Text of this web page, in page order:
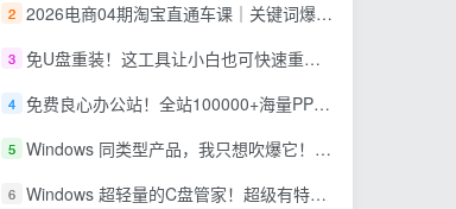
2 2026电商04期淘宝直通车课｜关键词爆打矩阵，多计划低出价，新品爆款差异化投放实操教学
3 免U盘重装！这工具让小白也可快速重装 Windows，支持无人值守配置，数据无忧 CmzPrep_Rev2
4 免费良心办公站！全站100000+海量PPT素材免费下载，每日更新，分类清晰，免注册登录下载 爱PPT网
5 Windows 同类型产品，我只想吹爆它！把听歌变成了一场沉浸式视听现场，支持多平台歌单播放 Mineradio
6 Windows 超轻量的C盘管家！超级有特点，支持磁盘分析及清理提醒，2M大小体积，完全免费 C盘管家